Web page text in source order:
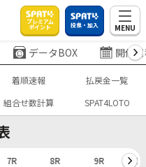
プレミアム
ポイント 投票・加入 MENU
データBOX 開催
着順速報
払戻金一覧
組合せ数計算 SPAT4LOTO
7R 8R 9R